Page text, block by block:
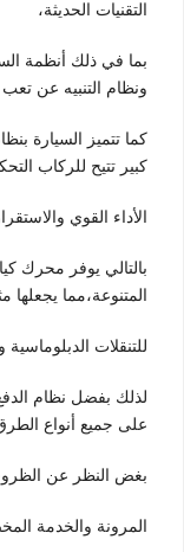
التقنيات الحديثة،
بما في ذلك أنظمة
ونظام التنبيه عن
كما تتميز السيارة
كبير تتيح للركاب
الأداء القوي
بالتالي يوفر محرك
المتنوعة،مما يجعلها
للتنقلات
لذلك بفضل نظام الدفع
على جميع أنواع
بغض النظر عن
المرونة والخدمة